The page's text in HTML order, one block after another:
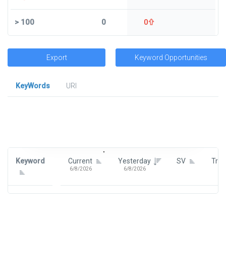
>100 0 0
Export Keyword Opportunities
KeyWords
URl
Keyword Current
6/8/2026
Yesterday
6/8/2026
SV